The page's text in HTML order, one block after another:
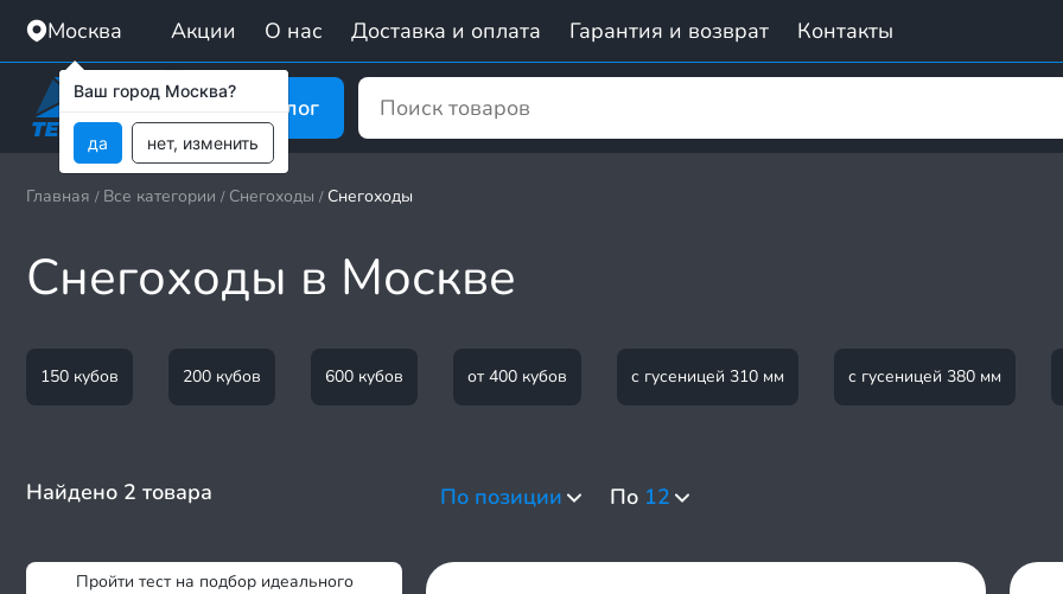
Москва Акции О нас Доставка и оплата Гарантия и возврат Контакты
Каталог
Главная / Все категории / Снегоходы / Снегоходы
Снегоходы в Москве
150 кубов 200 кубов 600 кубов от 400 кубов с гусеницей 310 мм с гусеницей 380 мм
Найдено 2 товара По позиции По 12
Пройти тест на подбор идеального
Ваш город Москва?
да нет, изменить